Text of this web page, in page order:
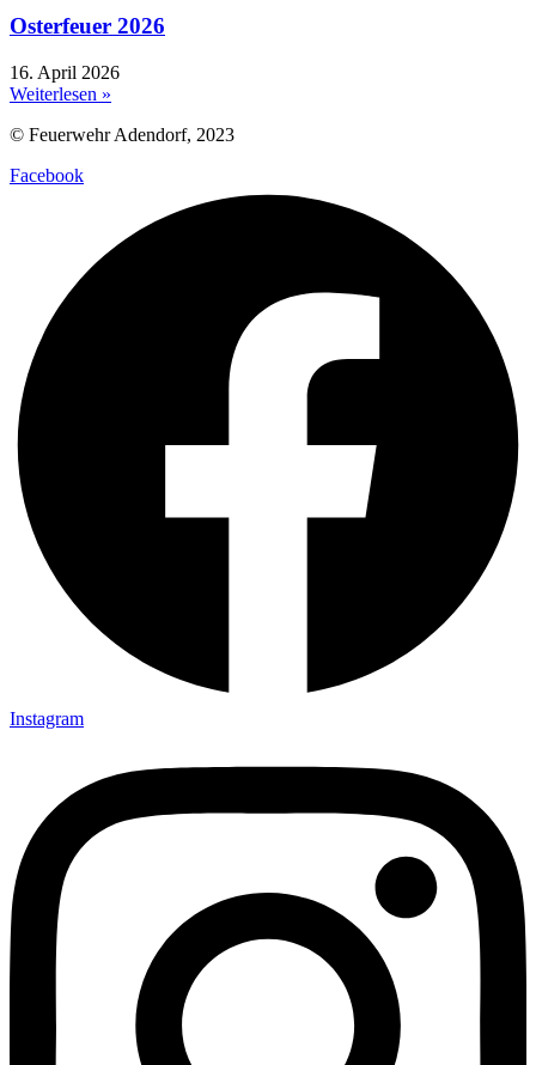
Osterfeuer 2026
16. April 2026
Weiterlesen »
© Feuerwehr Adendorf, 2023
Facebook
Instagram